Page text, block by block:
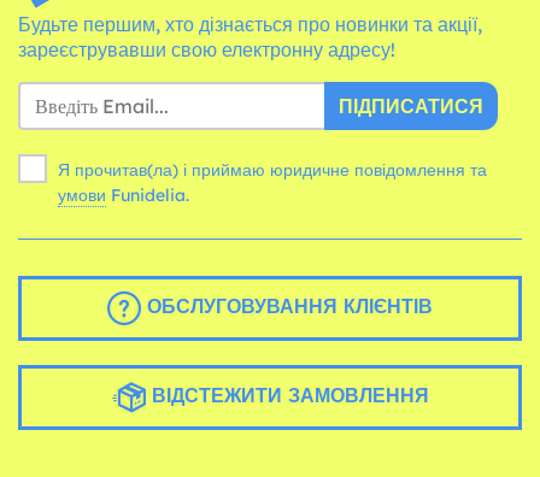
Будьте першим, хто дізнається про новинки та акції,
зареєструвавши свою електронну адресу!
ПІДПИСАТИСЯ
Я прочитав(ла) і приймаю юридичне повідомлення та
умови Funidelia.
ОБСЛУГОВУВАННЯ КЛІЄНТІВ
ВІДСТЕЖИТИ ЗАМОВЛЕННЯ